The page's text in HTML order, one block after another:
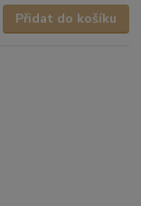
Přidat do košíku